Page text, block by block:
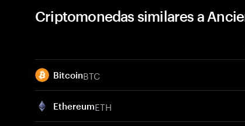
Criptomonedas similares a
BitcoinBTC
EthereumETH